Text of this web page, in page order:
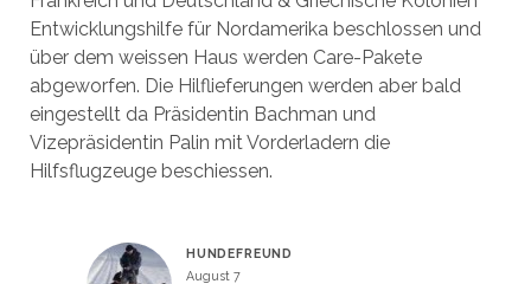
Entwicklungshilfe für Nordamerika beschlossen und
über dem weissen Haus werden Care-Pakete
abgeworfen. Die Hilflieferungen werden aber bald
eingestellt da Präsidentin Bachman und
Vizepräsidentin Palin mit Vorderladern die
Hilfsflugzeuge beschiessen.
HUNDEFREUND
August 7